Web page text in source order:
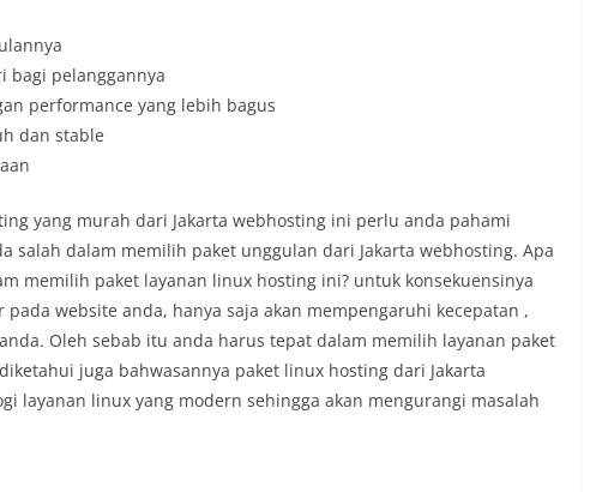
bagi pelanggannya
performance yang lebih bagus
dan stable
yang murah dari Jakarta webhosting ini perlu anda pahami
salah dalam memilih paket unggulan dari Jakarta webhosting. Apa
memilih paket layanan linux hosting ini? untuk konsekuensinya
website anda, hanya saja akan mempengaruhi kecepatan ,
Oleh sebab itu anda harus tepat dalam memilih layanan paket
juga bahwasannya paket linux hosting dari Jakarta
layanan linux yang modern sehingga akan mengurangi masalah